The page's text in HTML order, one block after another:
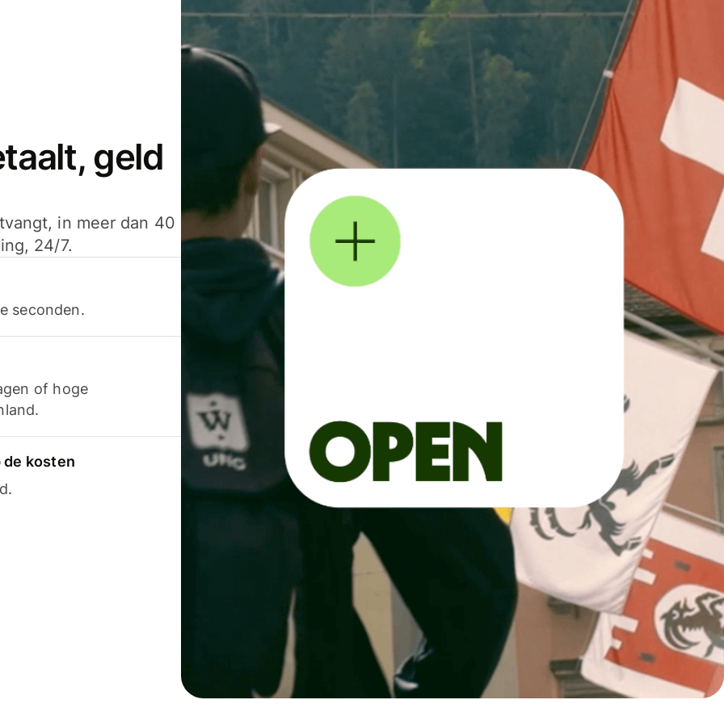
geld
in meer dan 40
24/7.
seconden.
of hoge
de kosten